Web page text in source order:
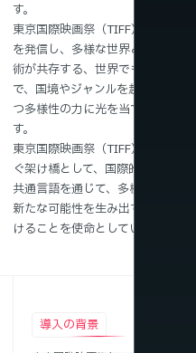
す。
東京国際映画祭（TIFF）が掲げる
を発信し、多様な世界との交流に
術が共存する、世界でも稀有な都
で、国境やジャンルを超えた多様
つ多様性の力に光を当て、その魅
す。
東京国際映画祭（TIFF）は、世界
ぐ架け橋として、国際的な映画交
共通言語を通じて、多様な価値観
新たな可能性を生み出す──東京国
けることを使命としています。
導入の背景